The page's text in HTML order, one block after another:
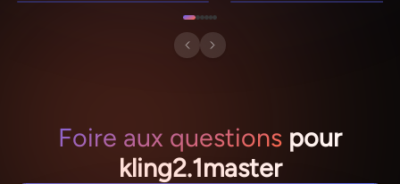
Foire aux questions pour
kling2.1master